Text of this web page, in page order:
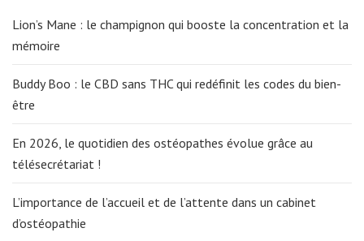
Lion’s Mane : le champignon qui booste la concentration et la
mémoire
Buddy Boo : le CBD sans THC qui redéfinit les codes du bien-
être
En 2026, le quotidien des ostéopathes évolue grâce au
télésecrétariat !
L’importance de l’accueil et de l’attente dans un cabinet
d’ostéopathie